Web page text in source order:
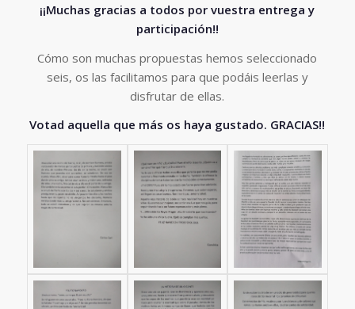
¡¡Muchas gracias a todos por vuestra entrega y
participación!!
Cómo son muchas propuestas hemos seleccionado
seis, os las facilitamos para que podáis leerlas y
disfrutar de ellas.
Votad aquella que más os haya gustado. GRACIAS!!